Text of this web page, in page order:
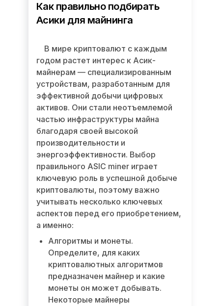
Как правильно подбирать
Асики для майнинга
В мире криптовалют с каждым
годом растет интерес к Асик-
майнерам — специализированным
устройствам, разработанным для
эффективной добычи цифровых
активов. Они стали неотъемлемой
частью инфраструктуры майна
благодаря своей высокой
производительности и
энергоэффективности. Выбор
правильного ASIC miner играет
ключевую роль в успешной добыче
криптовалюты, поэтому важно
учитывать несколько ключевых
аспектов перед его приобретением,
а именно:
Алгоритмы и монеты.
Определите, для каких
криптовалютных алгоритмов
предназначен майнер и какие
монеты он может добывать.
Некоторые майнеры